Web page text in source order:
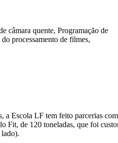
câmara quente, Programação de
processamento de filmes,
a Escola LF tem feito parcerias
de 120 toneladas, que foi